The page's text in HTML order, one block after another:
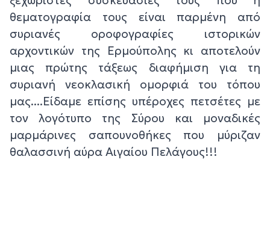
θεματογραφία τους είναι παρμένη από
συριανές οροφογραφίες ιστορικών
αρχοντικών της Ερμούπολης κι αποτελούν
μιας πρώτης τάξεως διαφήμιση για τη
συριανή νεοκλασική ομορφιά του τόπου
μας....Είδαμε επίσης υπέροχες πετσέτες με
τον λογότυπο της Σύρου και μοναδικές
μαρμάρινες σαπουνοθήκες που μύριζαν
θαλασσινή αύρα Αιγαίου Πελάγους!!!